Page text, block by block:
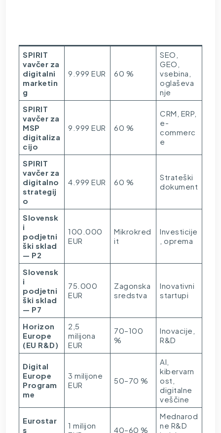
SPIRIT
vavčer za
digitalni
marketin
g
9.999 EUR 60 %
SEO,
GEO,
vsebina,
oglaševa
nje
SPIRIT
vavčer za
MSP
digitaliza
cijo
9.999 EUR 60 %
CRM, ERP,
e-
commerc
e
SPIRIT
vavčer za
digitalno
strategij
o
4.999 EUR 60 %
Strateški
dokument
Slovensk
i
podjetni
ški sklad
— P2
100.000
EUR
Mikrokred
it
Investicije
, oprema
Slovensk
i
podjetni
ški sklad
— P7
75.000
EUR
Zagonska
sredstva
Inovativni
startupi
Horizon
Europe
(EU R&D)
2,5
milijona
EUR
70–100
%
Inovacije,
R&D
Digital
Europe
Program
me
3 milijone
EUR
50–70 %
AI,
kibervarn
ost,
digitalne
veščine
Eurostar
s
1 milijon
40–60 %
Mednarod
ne R&D